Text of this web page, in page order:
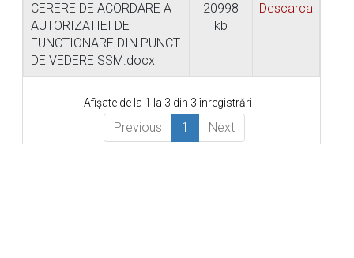
CERERE DE ACORDARE A
AUTORIZATIEI DE
FUNCTIONARE DIN PUNCT
DE VEDERE SSM.docx
20998
kb
Descarca
Afișate de la 1 la 3 din 3 înregistrări
Previous 1 Next